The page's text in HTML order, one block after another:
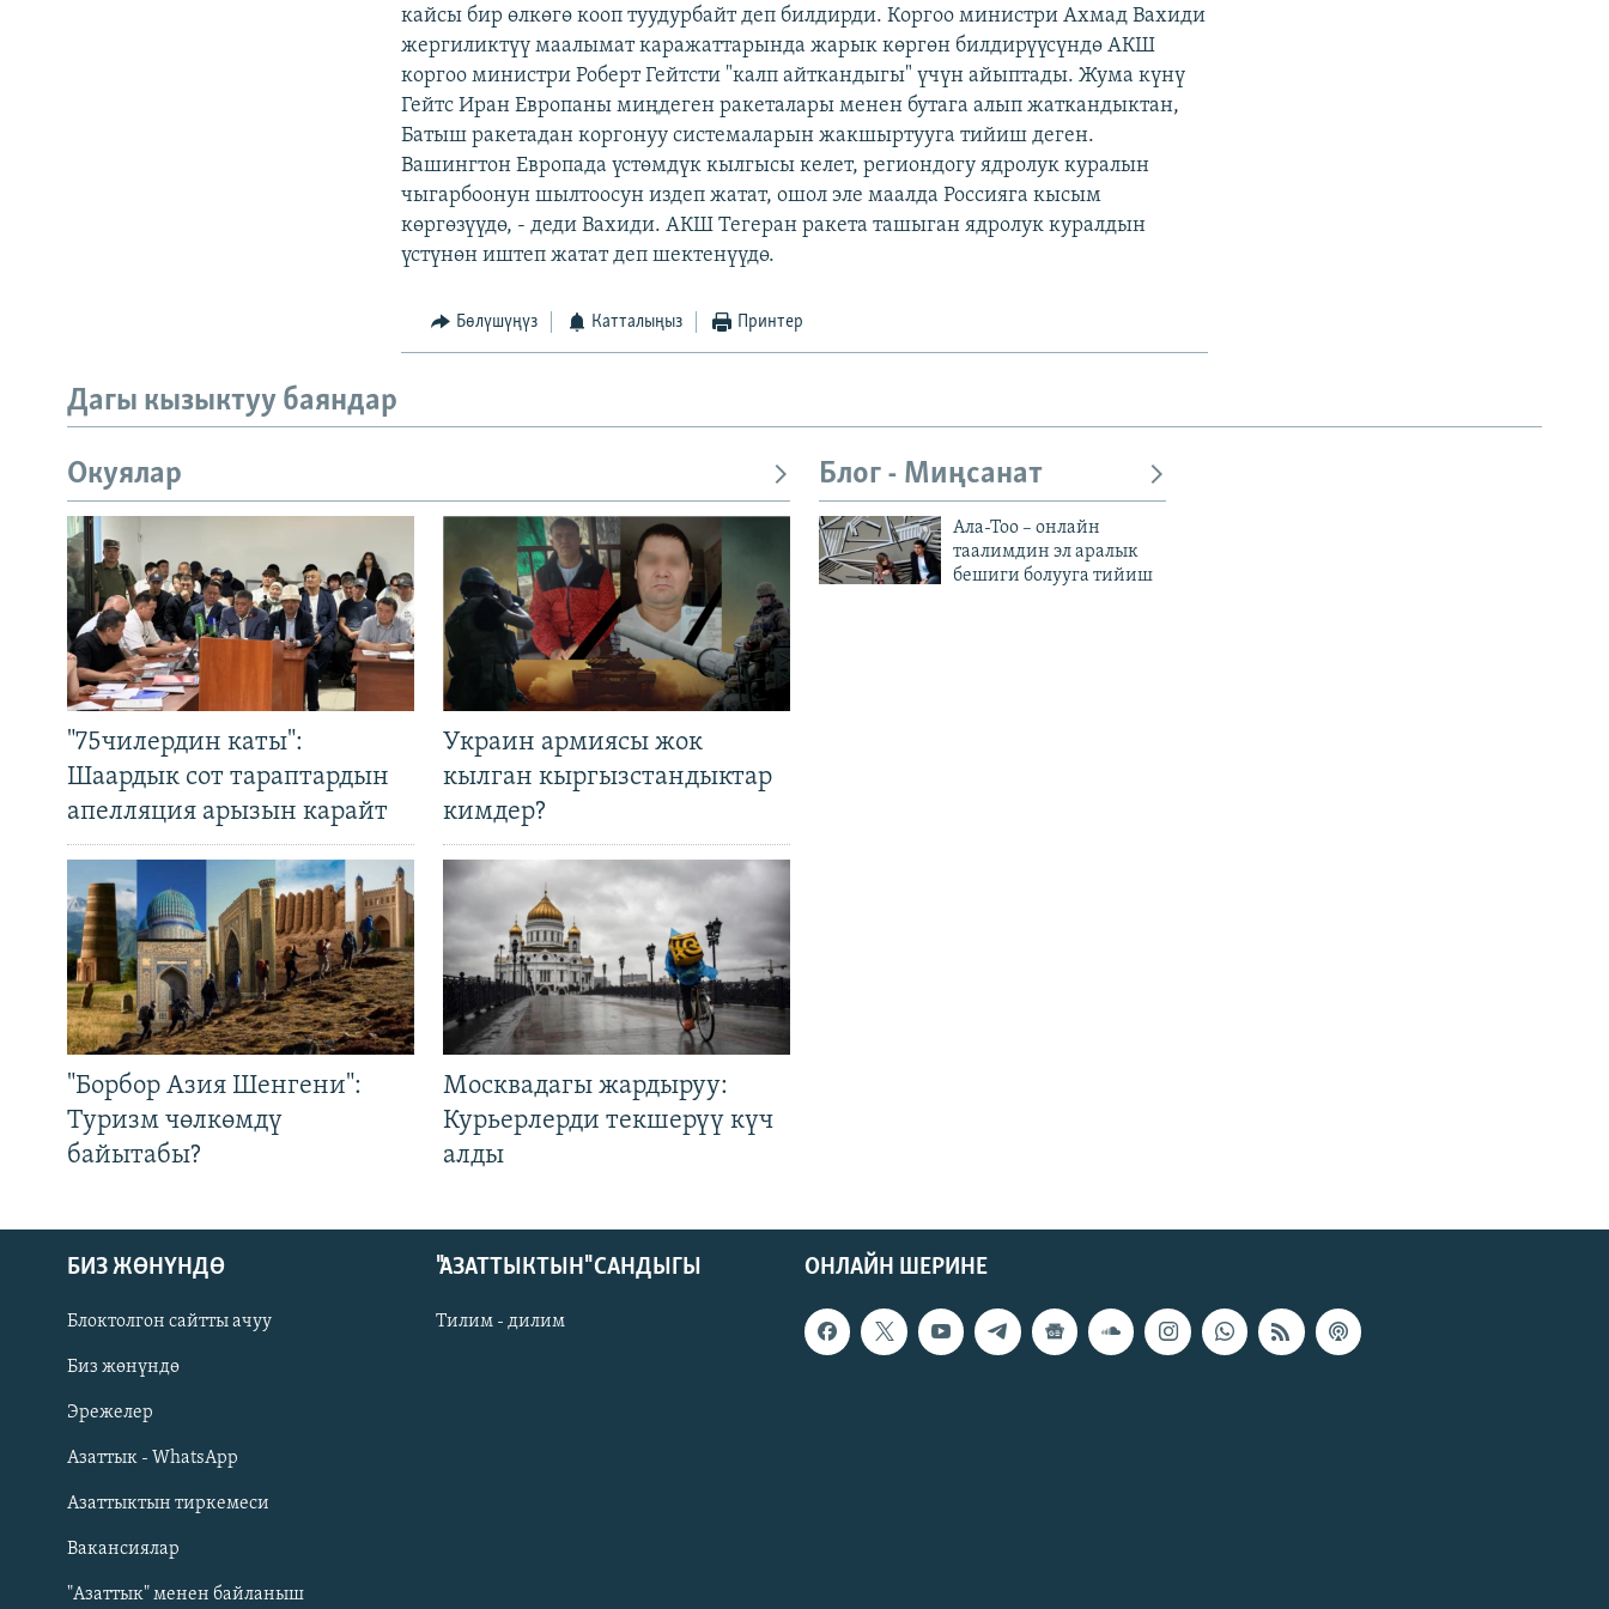
Русский
ОНЛАЙН ШЕРИНЕ
кайсы бир өлкөгө кооп туудурбайт деп билдирди. Коргоо министри Ахмад Вахиди
жергиликтүү маалымат каражаттарында жарык көргөн билдирүүсүндө АКШ
коргоо министри Роберт Гейтсти "калп айткандыгы" үчүн айыптады. Жума күнү
Гейтс Иран Европаны миңдеген ракеталары менен бутага алып жаткандыктан,
Батыш ракетадан коргонуу системаларын жакшыртууга тийиш деген.
Вашингтон Европада үстөмдүк кылгысы келет, региондогу ядролук куралын
чыгарбоонун шылтоосун издеп жатат, ошол эле маалда Россияга кысым
көргөзүүдө, - деди Вахиди. АКШ Тегеран ракета ташыган ядролук куралдын
үстүнөн иштеп жатат деп шектенүүдө.
Бөлүшүңүз Катталыңыз Принтер
Дагы кызыктуу баяндар
Окуялар
"75чилердин каты":
Шаардык сот тараптардын
апелляция арызын карайт
Украин армиясы жок
кылган кыргызстандыктар
кимдер?
"Борбор Азия Шенгени":
Туризм чөлкөмдү
байытабы?
Москвадагы жардыруу:
Курьерлерди текшерүү күч
алды
Блог - Миңсанат
Ала-Тоо – онлайн
таалимдин эл аралык
бешиги болууга тийиш
ОНЛАЙН ШЕРИНЕ
БИЗ ЖӨНҮНДӨ
Блоктолгон сайтты ачуу
Биз жөнүндө
Эрежелер
Азаттык - WhatsApp
Азаттыктын тиркемеси
Вакансиялар
"Азаттык" менен байланыш
"АЗАТТЫКТЫН" САНДЫГЫ
Тилим - дилим